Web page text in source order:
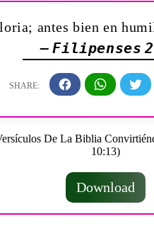
antes bien en
— Filipenses
Download